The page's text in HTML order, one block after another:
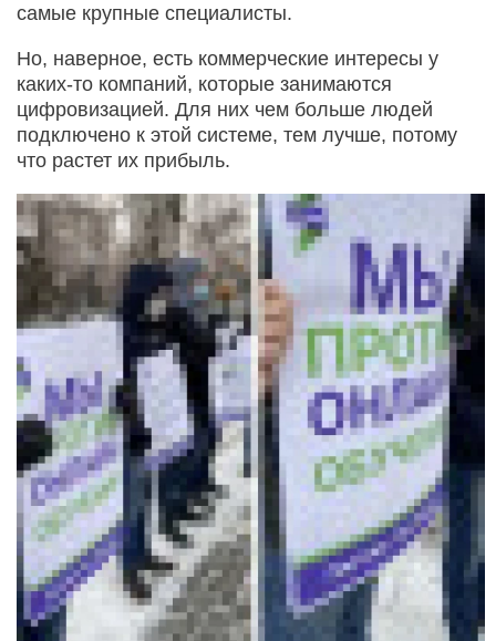
самые крупные специалисты.
Но, наверное, есть коммерческие интересы у
каких-то компаний, которые занимаются
цифровизацией. Для них чем больше людей
подключено к этой системе, тем лучше, потому
что растет их прибыль.